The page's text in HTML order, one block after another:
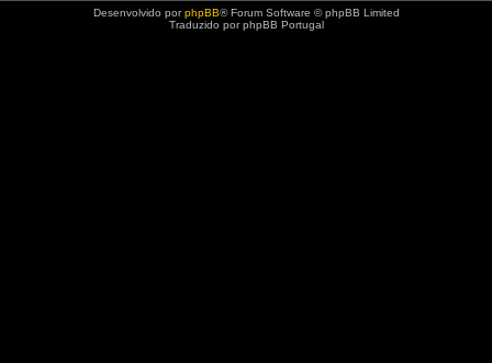
Desenvolvido porphpBB® Forum Software © phpBB Limited
Traduzido por phpBB Portugal